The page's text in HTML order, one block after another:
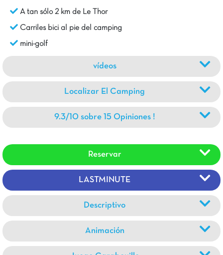
A tan sólo 2 km de Le Thor
Carriles bici al pie del camping
mini-golf
vídeos
Localizar El Camping
9.3/10 sobre 15 Opiniones !
Reservar
LASTMINUTE
Descriptivo
Animación